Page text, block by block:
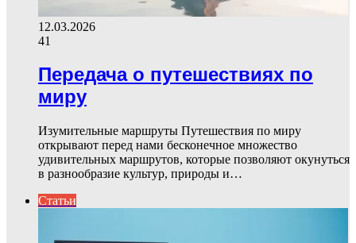
12.03.2026
41
Передача о путешествиях по
миру
Изумительные маршруты Путешествия по миру
открывают перед нами бесконечное множество
удивительных маршрутов, которые позволяют окунуться
в разнообразие культур, природы и…
Статьи